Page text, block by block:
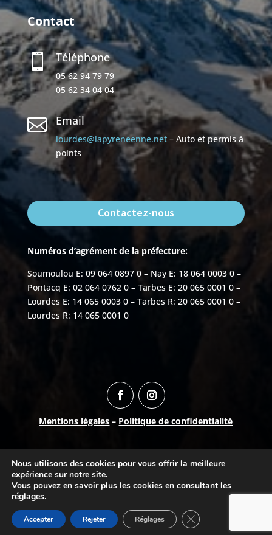
Contact
 Téléphone
05 62 94 79 79
05 62 34 04 04
 Email
lourdes@lapyreneenne.net– Auto et permis à
points
Contactez-nous
Numéros d’agrément de la préfecture:
Soumoulou E: 09 064 0897 0 – Nay E: 18 064 0003 0 –
Pontacq E: 02 064 0762 0 – Tarbes E: 20 065 0001 0 –
Lourdes E: 14 065 0003 0 – Tarbes R: 20 065 0001 0 –
Lourdes R: 14 065 0001 0
Mentions légales – Politique de confidentialité
©2026Break-Out Company- Agence de
communication
Nous utilisons des cookies pour vous offrir la meilleure
expérience sur notre site.
Vous pouvez en savoir plus les cookies en consultant les
réglages.
Accepter Rejeter Réglages Fermer la bannière